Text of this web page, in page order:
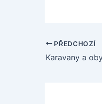
PŘEDCHOZÍ